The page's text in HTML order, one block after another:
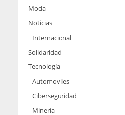
Moda
Noticias
Internacional
Solidaridad
Tecnología
Automoviles
Ciberseguridad
Minería